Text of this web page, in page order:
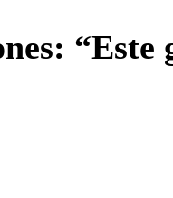
“Este